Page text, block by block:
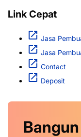
Link Cepat
Jasa
Jasa
Contact
Deposit